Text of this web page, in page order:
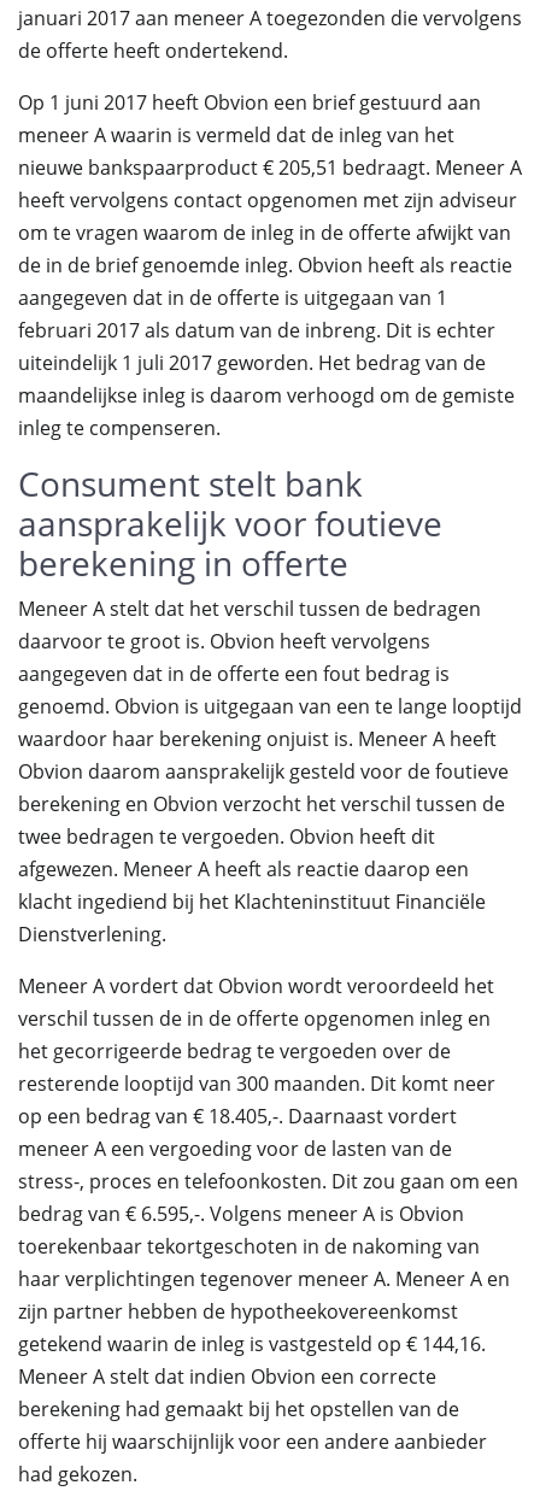
januari 2017 aan meneer A toegezonden die vervolgens
de offerte heeft ondertekend.
Op 1 juni 2017 heeft Obvion een brief gestuurd aan
meneer A waarin is vermeld dat de inleg van het
nieuwe bankspaarproduct € 205,51 bedraagt. Meneer A
heeft vervolgens contact opgenomen met zijn adviseur
om te vragen waarom de inleg in de offerte afwijkt van
de in de brief genoemde inleg. Obvion heeft als reactie
aangegeven dat in de offerte is uitgegaan van 1
februari 2017 als datum van de inbreng. Dit is echter
uiteindelijk 1 juli 2017 geworden. Het bedrag van de
maandelijkse inleg is daarom verhoogd om de gemiste
inleg te compenseren.
Consument stelt bank
aansprakelijk voor foutieve
berekening in offerte
Meneer A stelt dat het verschil tussen de bedragen
daarvoor te groot is. Obvion heeft vervolgens
aangegeven dat in de offerte een fout bedrag is
genoemd. Obvion is uitgegaan van een te lange looptijd
waardoor haar berekening onjuist is. Meneer A heeft
Obvion daarom aansprakelijk gesteld voor de foutieve
berekening en Obvion verzocht het verschil tussen de
twee bedragen te vergoeden. Obvion heeft dit
afgewezen. Meneer A heeft als reactie daarop een
klacht ingediend bij het Klachteninstituut Financiële
Dienstverlening.
Meneer A vordert dat Obvion wordt veroordeeld het
verschil tussen de in de offerte opgenomen inleg en
het gecorrigeerde bedrag te vergoeden over de
resterende looptijd van 300 maanden. Dit komt neer
op een bedrag van € 18.405,-. Daarnaast vordert
meneer A een vergoeding voor de lasten van de
stress-, proces en telefoonkosten. Dit zou gaan om een
bedrag van € 6.595,-. Volgens meneer A is Obvion
toerekenbaar tekortgeschoten in de nakoming van
haar verplichtingen tegenover meneer A. Meneer A en
zijn partner hebben de hypotheekovereenkomst
getekend waarin de inleg is vastgesteld op € 144,16.
Meneer A stelt dat indien Obvion een correcte
berekening had gemaakt bij het opstellen van de
offerte hij waarschijnlijk voor een andere aanbieder
had gekozen.